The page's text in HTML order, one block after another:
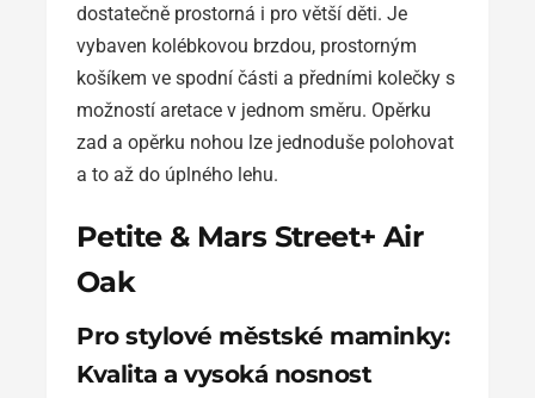
dostatečně prostorná i pro větší děti. Je
vybaven kolébkovou brzdou, prostorným
košíkem ve spodní části a předními kolečky s
možností aretace v jednom směru. Opěrku
zad a opěrku nohou lze jednoduše polohovat
a to až do úplného lehu.
Petite & Mars Street+ Air
Oak
Pro stylové městské maminky:
Kvalita a vysoká nosnost